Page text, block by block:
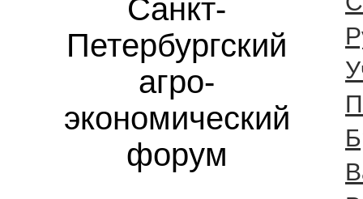
Санкт-
Петербургский
агро-
экономический
форум